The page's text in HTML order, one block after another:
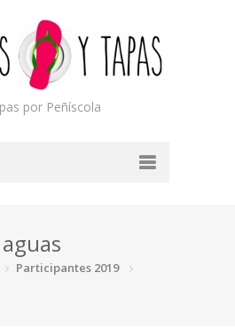
por Peñíscola
Participantes 2019